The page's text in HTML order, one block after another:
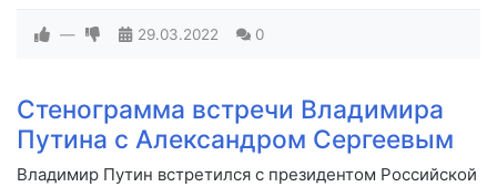
— 29.03.2022 0
Стенограмма встречи Владимира
Путина с Александром Сергеевым
Владимир Путин встретился с президентом Российской